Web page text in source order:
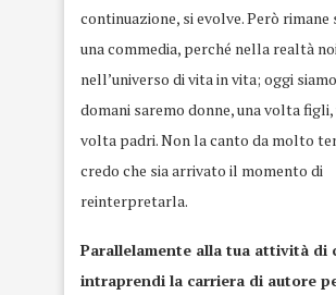
continuazione, si evolve. Però rimane
una commedia, perché nella realtà
nell’universo di vita in vita; oggi
domani saremo donne, una volta figli,
volta padri. Non la canto da molto
credo che sia arrivato il momento di
reinterpretarla.
Parallelamente alla tua attività di
intraprendi la carriera di autore